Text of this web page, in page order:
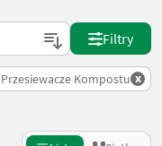
Filtry
Przesiewacze Kompostu x